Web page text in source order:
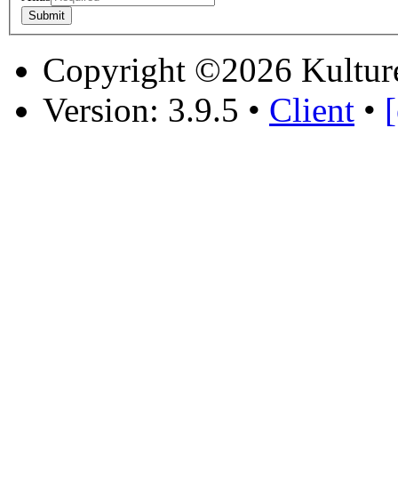
Copyright ©2026
Version: 3.9.5 • Client •